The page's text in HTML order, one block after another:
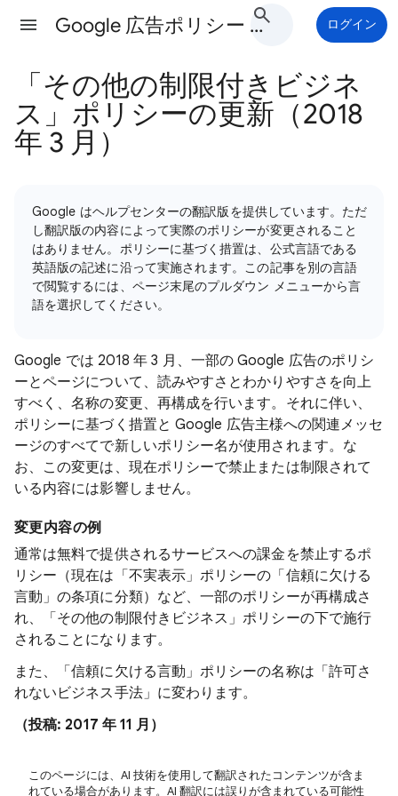
Google 広告ポリシー ヘルプ ログイン
「その他の制限付きビジネ
ス」ポリシーの更新（2018
年 3 月）
Google はヘルプセンターの翻訳版を提供しています。ただ
し翻訳版の内容によって実際のポリシーが変更されること
はありません。ポリシーに基づく措置は、公式言語である
英語版の記述に沿って実施されます。この記事を別の言語
で閲覧するには、ページ末尾のプルダウン メニューから言
語を選択してください。
Google では 2018 年 3 月、一部の Google 広告のポリシ
ーとページについて、読みやすさとわかりやすさを向上
すべく、名称の変更、再構成を行います。それに伴い、
ポリシーに基づく措置と Google 広告主様への関連メッセ
ージのすべてで新しいポリシー名が使用されます。な
お、この変更は、現在ポリシーで禁止または制限されて
いる内容には影響しません。
変更内容の例
通常は無料で提供されるサービスへの課金を禁止するポ
リシー（現在は「不実表示」ポリシーの「信頼に欠ける
言動」の条項に分類）など、一部のポリシーが再構成さ
れ、「その他の制限付きビジネス」ポリシーの下で施行
されることになります。
また、「信頼に欠ける言動」ポリシーの名称は「許可さ
れないビジネス手法」に変わります。
（投稿: 2017 年 11 月）
このページには、AI 技術を使用して翻訳されたコンテンツが含ま
れている場合があります。AI 翻訳には誤りが含まれている可能性